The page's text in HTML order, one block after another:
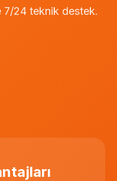
7/24 teknik destek.